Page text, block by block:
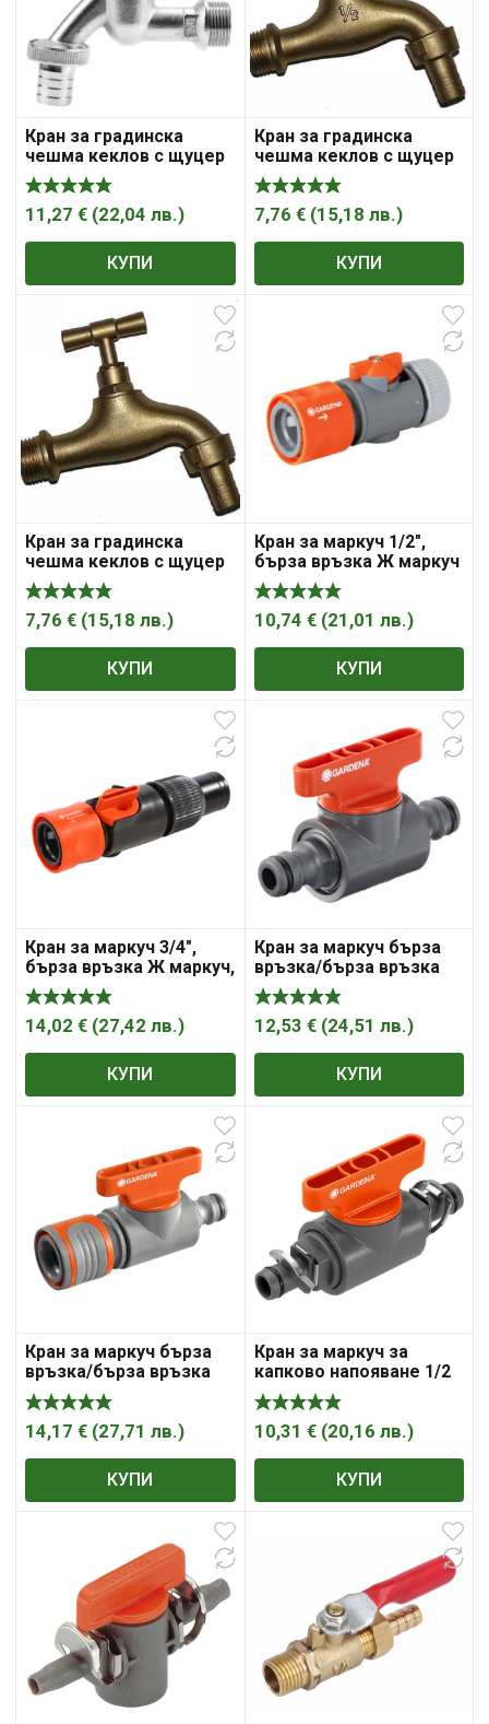
Кран за градинска
чешма кеклов с щуцер
за маркуч ф 13 мм x
1/2″, маркуч резба М ,
„Gardena“
11,27 € (22,04 лв.)
КУПИ
Кран за градинска
чешма кеклов с щуцер
за маркуч ф 13 мм x
1/2″, маркуч резба М,
Sferaco , „Syveco“
7,76 € (15,18 лв.)
КУПИ
Кран за градинска
чешма кеклов с щуцер
за маркуч ф 19 мм x
3/4″, маркуч резба М,
Sferaco , „Syveco“
7,76 € (15,18 лв.)
КУПИ
Кран за маркуч 1/2″,
бърза връзка Ж маркуч
, „Gardena“
10,74 € (21,01 лв.)
КУПИ
Кран за маркуч 3/4″,
бърза връзка Ж маркуч,
Profi , „Gardena“
14,02 € (27,42 лв.)
КУПИ
Кран за маркуч бърза
връзка/бърза връзка
бърза връзка бърза
връзка , „Gardena“
12,53 € (24,51 лв.)
КУПИ
Кран за маркуч бърза
връзка/бърза връзка
бърза връзка
съединител , „Gardena“
14,17 € (27,71 лв.)
КУПИ
Кран за маркуч за
капково напояване 1/2
„, 13 мм, маркуч маркуч
, „Gardena“
10,31 € (20,16 лв.)
КУПИ